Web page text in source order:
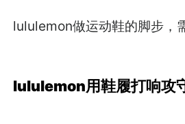
lululemon做运动鞋的脚步，
lululemon用鞋履打响攻